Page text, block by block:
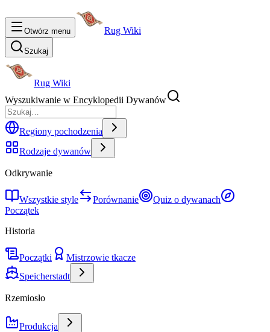
Otwórz menu Rug Wiki
Szukaj
Rug Wiki
Wyszukiwanie w Encyklopedii Dywanów
Regiony pochodzenia
Rodzaje dywanów
Odkrywanie
Wszystkie style Porównanie
Quiz o dywanach
Początek
Historia
Początki
Mistrzowie tkacze
Speicherstadt
Rzemiosło
Produkcja